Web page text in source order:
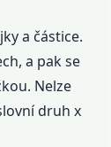
a částice.
a pak se
Nelze
druh x